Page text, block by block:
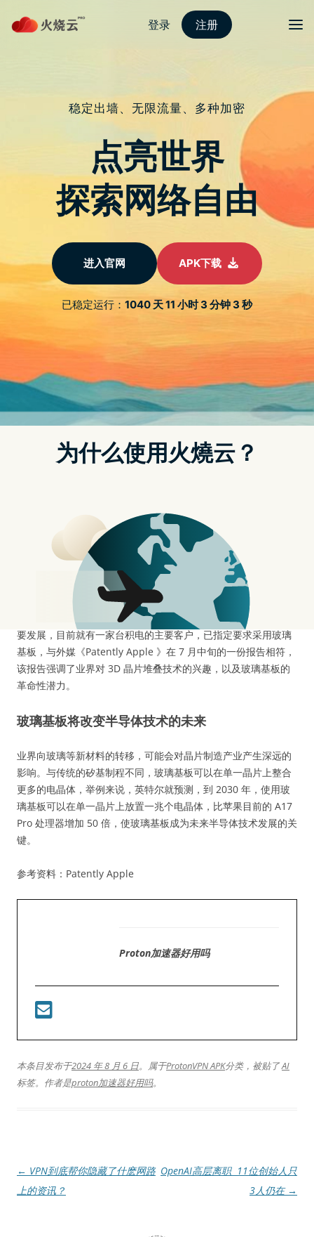
至
正
文 protonvpn下载
Google新机用InFO封装 台积电新单报喜
编译／庄闵棻
台积电的扇出型 （InFO）封装制程，将颠覆苹果在高阶人工智慧
画在即将於明年推出的Pixel 10系列中，采用台积电的3奈米制
程，制造自主研发的晶片，此一重大转变包括整合InFO封装，可
望降低晶片厚度并提升能源效率，这些都是竞争激烈的AI手机领
域的关键因素。
Google的Tensor G5晶片将为Pixel 10系列提供动力，采用整合式InFO封装。
Google 将采用先进的3奈米制程与InFO 封装
据报导， Google的Tensor G5晶片将为Pixel 10系列提供动力，
不仅受益於先进的 3 奈米制程，还将采用整合式InFO封装，突显
出台积电与日俱增的影响力与技术实力，尤其是在封装解决方案
更多新闻：首次超越台积电 三星半导体销售额新高
玻璃基板成为未来晶片发展的潜力新材料
除了封装技术的进步，转用玻璃材料生产晶片也是一个可能的重
要发展，目前就有一家台积电的主要客户，已指定要求采用玻璃
基板，与外媒《Patently Apple 》在 7 月中旬的一份报告相符，
该报告强调了业界对 3D 晶片堆叠技术的兴趣，以及玻璃基板的
革命性潜力。
玻璃基板将改变半导体技术的未来
业界向玻璃等新材料的转移，可能会对晶片制造产业产生深远的
影响。与传统的矽基制程不同，玻璃基板可以在单一晶片上整合
更多的电晶体，举例来说，英特尔就预测，到 2030 年，使用玻
璃基板可以在单一晶片上放置一兆个电晶体，比苹果目前的 A17
Pro 处理器增加 50 倍，使玻璃基板成为未来半导体技术发展的关
键。
参考资料：Patently Apple
Proton加速器好用吗
本条目发布于2024 年 8 月 6 日。属于ProtonVPN APK分类，被贴了AI
标签。 作者是proton加速器好用吗。
文
章
← VPN到底帮你隐藏了什麽网路
上的资讯？
OpenAI高层离职 11位创始人只
3人仍在 →